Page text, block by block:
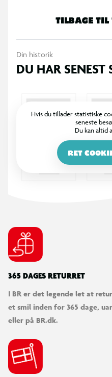
TILBAGE TIL
Din historik
DU HAR SENEST
Hvis du tillader statistiske
seneste
Du kan altid
RET
365 DAGES RETURRET
I BR er det legende let at
et smil inden for 365 dage,
eller på BR.dk.